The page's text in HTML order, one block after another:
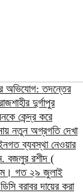
অভিযোগ: তদন্তের
দুর্গাপুর
কেন্দ্র করে
নতুন অগ্রগতি দেখা
ব্যবস্থা নেওয়ার
বজলুর রশীদ (
গত ২৯ জুলাই
বরাবর দায়ের করা